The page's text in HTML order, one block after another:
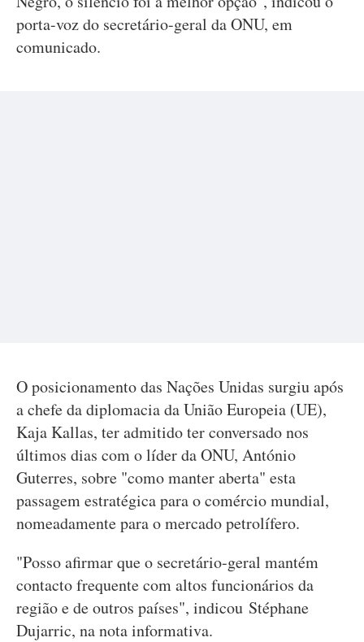
porta-voz do secretário-geral da ONU, em
comunicado.
O posicionamento das Nações Unidas surgiu após
a chefe da diplomacia da União Europeia (UE),
Kaja Kallas, ter admitido ter conversado nos
últimos dias com o líder da ONU, António
Guterres, sobre "como manter aberta" esta
passagem estratégica para o comércio mundial,
nomeadamente para o mercado petrolífero.
"Posso afirmar que o secretário-geral mantém
contacto frequente com altos funcionários da
região e de outros países", indicou Stéphane
Dujarric, na nota informativa.